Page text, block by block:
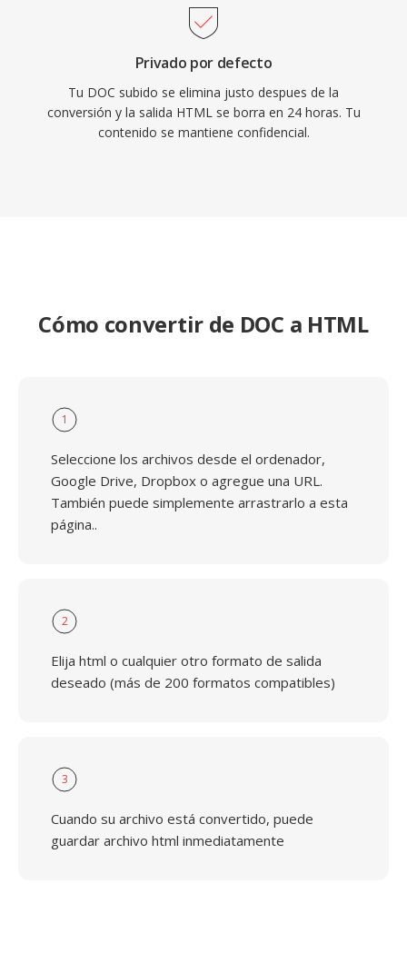
Privado por defecto
Tu DOC subido se elimina justo despues de la
conversión y la salida HTML se borra en 24 horas. Tu
contenido se mantiene confidencial.
Cómo convertir de DOC a HTML
1
Seleccione los archivos desde el ordenador,
Google Drive, Dropbox o agregue una URL.
También puede simplemente arrastrarlo a esta
página..
2
Elija html o cualquier otro formato de salida
deseado (más de 200 formatos compatibles)
3
Cuando su archivo está convertido, puede
guardar archivo html inmediatamente